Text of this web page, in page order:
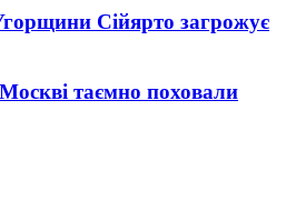
Сійярто загрожує
таємно поховали